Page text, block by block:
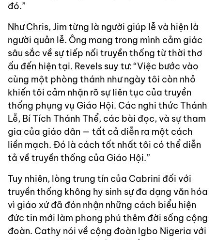
đó.”
Như Chris, Jim từng là người giúp lễ và hiện là
người quản lễ. Ông mang trong mình cảm giác
sâu sắc về sự tiếp nối truyền thống từ thời thơ
ấu đến hiện tại. Revels suy tư: “Việc bước vào
cùng một phòng thánh như ngày tôi còn nhỏ
khiến tôi cảm nhận rõ sự liên tục của truyền
thống phụng vụ Giáo Hội. Các nghi thức Thánh
Lễ, Bí Tích Thánh Thể, các bài đọc, và sự tham
gia của giáo dân — tất cả diễn ra một cách
liền mạch. Đó là cách tốt nhất tôi có thể diễn
tả về truyền thống của Giáo Hội.”
Tuy nhiên, lòng trung tín của Cabrini đối với
truyền thống không hy sinh sự đa dạng văn hóa
vì giáo xứ đã đón nhận những cách biểu hiện
đức tin mới làm phong phú thêm đời sống cộng
đoàn. Cathy nói về cộng đoàn Igbo Nigeria với